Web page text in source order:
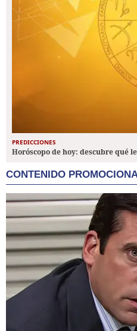
PREDICCIONES
Horóscopo de hoy: descubre qué
CONTENIDO